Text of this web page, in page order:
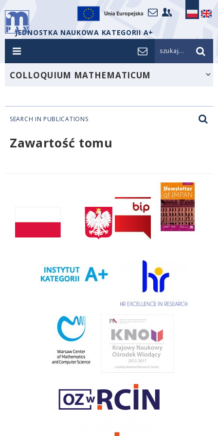
JEDNOSTKA NAUKOWA KATEGORII A+
szukaj...
COLLOQUIUM MATHEMATICUM
SEARCH IN PUBLICATIONS
Zawartość tomu